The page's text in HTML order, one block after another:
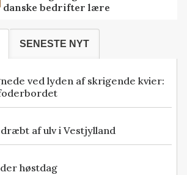
danske bedrifter lære
SENESTE NYT
ved lyden af skrigende kvier:
af ulv i Vestjylland
høstdag